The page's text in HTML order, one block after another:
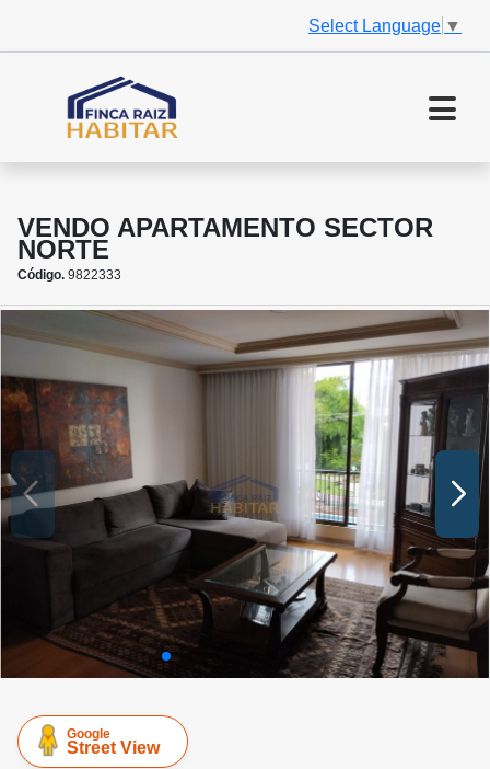
Select Language ▼
VENDO APARTAMENTO SECTOR
NORTE
Código. 9822333
Google
Street View